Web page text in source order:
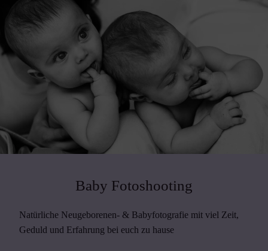
Baby Fotoshooting
Natürliche Neugeborenen- & Babyfotografie mit viel Zeit,
Geduld und Erfahrung bei euch zu hause